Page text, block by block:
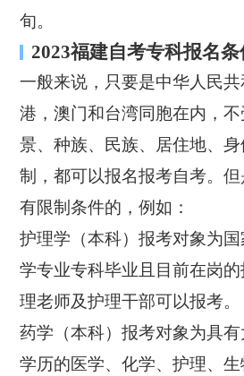
旬。
2023福建自考专科报名条
一般来说，只要是中华人民
港，澳门和台湾同胞在内，
景、种族、民族、居住地、
制，都可以报名报考自考。
有限制条件的，例如：
护理学（本科）报考对象为
学专业专科毕业且目前在岗
理老师及护理干部可以报考。
药学（本科）报考对象为具
学历的医学、化学、护理、